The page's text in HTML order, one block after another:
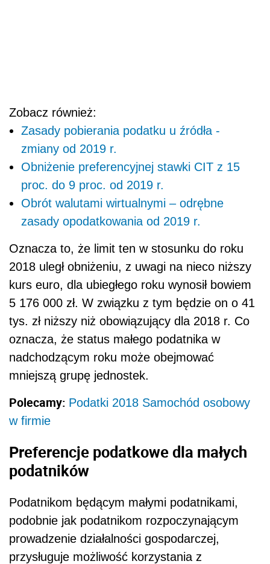
Zobacz również:
Zasady pobierania podatku u źródła -
zmiany od 2019 r.
Obniżenie preferencyjnej stawki CIT z 15
proc. do 9 proc. od 2019 r.
Obrót walutami wirtualnymi – odrębne
zasady opodatkowania od 2019 r.
Oznacza to, że limit ten w stosunku do roku
2018 uległ obniżeniu, z uwagi na nieco niższy
kurs euro, dla ubiegłego roku wynosił bowiem
5 176 000 zł. W związku z tym będzie on o 41
tys. zł niższy niż obowiązujący dla 2018 r. Co
oznacza, że status małego podatnika w
nadchodzącym roku może obejmować
mniejszą grupę jednostek.
Polecamy: Podatki 2018 Samochód osobowy
w firmie
Preferencje podatkowe dla małych
podatników
Podatnikom będącym małymi podatnikami,
podobnie jak podatnikom rozpoczynającym
prowadzenie działalności gospodarczej,
przysługuje możliwość korzystania z